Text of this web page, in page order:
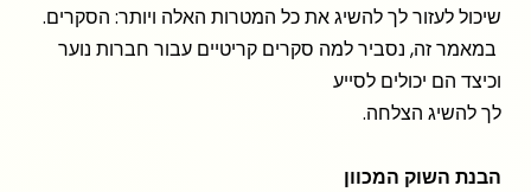
שיכול לעזור לך להשיג את כל המטרות האלה ויותר: הסקרים.
במאמר זה, נסביר למה סקרים קריטיים עבור חברות נוער
וכיצד הם יכולים לסייע
לך להשיג הצלחה.
הבנת השוק המכוון